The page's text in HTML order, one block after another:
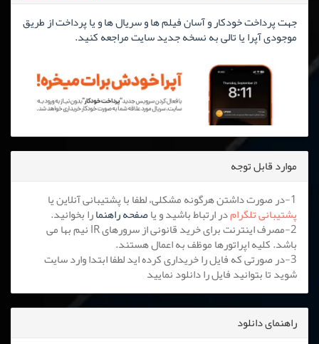
جهت پرداخت خودکار و آسان فیلم ها و سریال ها و یا پرداخت از طریق
موجودی آپرا یا تالی به نسخه جدید سایت مراجعه کنید.
موارد قابل توجه
1-در صورت داشتن هرگونه مشکلی، لطفا با پشتیبانی آنلاین یا
پشتیبانی تلگرامدر ارتباط باشید و یاصفحه راهنمارا بخوانید.
2-مصرف اینترنت برای خرید قانونی از سرورهای IR نیم بها می
باشد. کلیه اپراتورها موظف به اعمال هستند.
3-در صورتی که فایل را خریداری کرده اید لطفا ابتدا وارد سایت
شوید تا بتوانید فایل را دانلود نمایید
راهنمای دانلود